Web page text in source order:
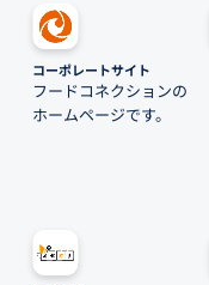
コーポレートサイト
フードコネクションの
ホームページです。